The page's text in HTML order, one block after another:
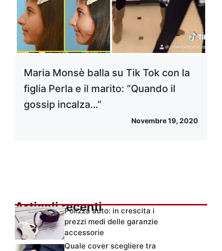
Maria Monsè balla su Tik Tok con la
figlia Perla e il marito: “Quando il
gossip incalza…”
Novembre 19, 2020
Articoli recentiPolizza auto: in crescita i
prezzi medi delle garanzie
accessorie
Quale cover scegliere tra